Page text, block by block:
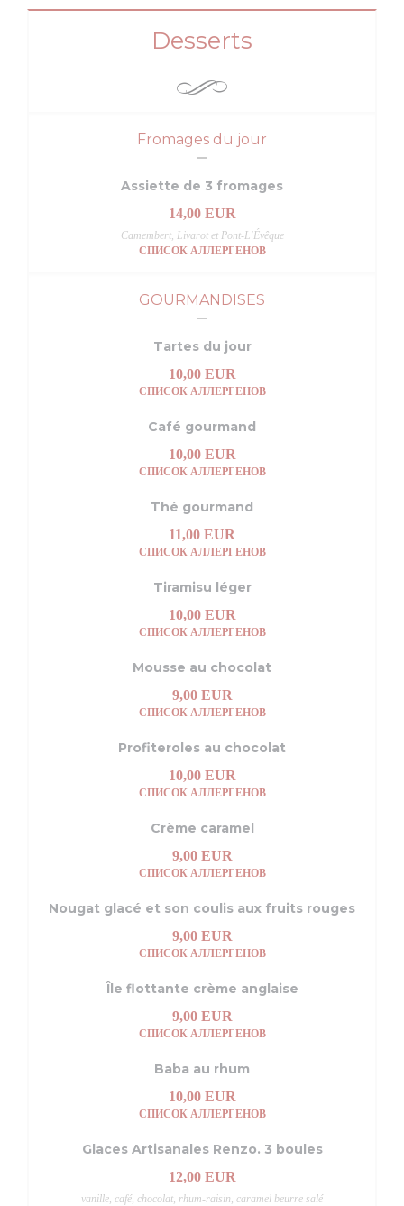
Desserts
Fromages du jour
Assiette de 3 fromages
14,00 EUR
Camembert, Livarot et Pont-L'Évêque
СПИСОК АЛЛЕРГЕНОВ
GOURMANDISES
Tartes du jour
10,00 EUR
СПИСОК АЛЛЕРГЕНОВ
Café gourmand
10,00 EUR
СПИСОК АЛЛЕРГЕНОВ
Thé gourmand
11,00 EUR
СПИСОК АЛЛЕРГЕНОВ
Tiramisu léger
10,00 EUR
СПИСОК АЛЛЕРГЕНОВ
Mousse au chocolat
9,00 EUR
СПИСОК АЛЛЕРГЕНОВ
Profiteroles au chocolat
10,00 EUR
СПИСОК АЛЛЕРГЕНОВ
Crème caramel
9,00 EUR
СПИСОК АЛЛЕРГЕНОВ
Nougat glacé et son coulis aux fruits rouges
9,00 EUR
СПИСОК АЛЛЕРГЕНОВ
Île flottante crème anglaise
9,00 EUR
СПИСОК АЛЛЕРГЕНОВ
Baba au rhum
10,00 EUR
СПИСОК АЛЛЕРГЕНОВ
Glaces Artisanales Renzo. 3 boules
12,00 EUR
vanille, café, chocolat, rhum-raisin, caramel beurre salé